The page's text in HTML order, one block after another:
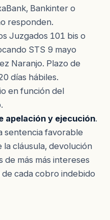
Bankinter o
responden.
Juzgados 101 bis o
STS 9 mayo
Naranjo. Plazo de
días hábiles.
en función del
apelación y ejecución.
sentencia favorable
la cláusula, devolución
de más más intereses
cada cobro indebido